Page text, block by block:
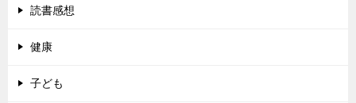
読書感想
健康
子ども